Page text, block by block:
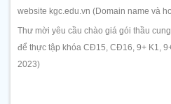
website kgc.edu.vn (Domain name và
Thư mời yêu cầu chào giá gói thầu
để thực tập khóa CĐ15, CĐ16, 9+ K1,
2023)